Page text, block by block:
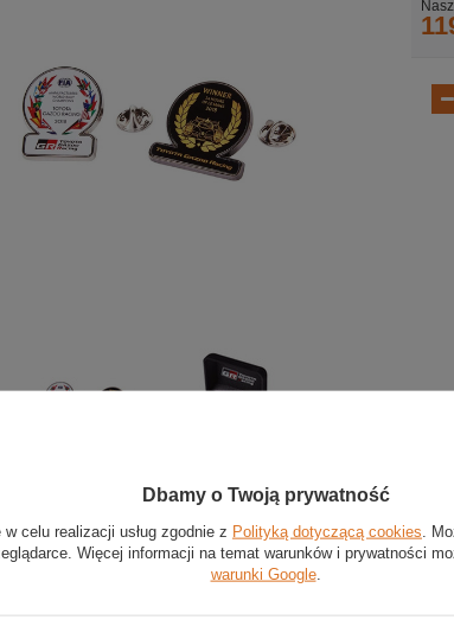
Winner Toyota Gazoo Racing
Dbamy o Twoją prywatność
celu realizacji usług zgodnie z Polityką dotyczącą cookies .
Więcej informacji na temat warunków i prywatności
warunki Google.